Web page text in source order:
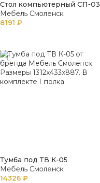
Стол компьютерный СП-03
Мебель Смоленск
8191 ₽
Тумба под ТВ К-05
Мебель Смоленск
14326 ₽